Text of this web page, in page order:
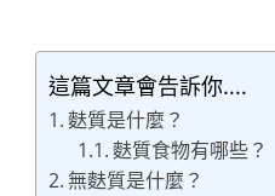
這篇文章會告訴你....
麩質是什麼？
麩質食物有哪些？
無麩質是什麼？